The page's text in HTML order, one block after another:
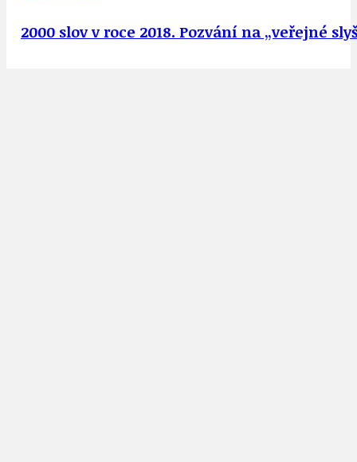
2000 slov v roce 2018. Pozvání na „veřejné